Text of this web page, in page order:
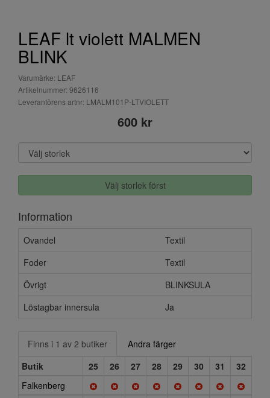
LEAF lt violett MALMEN
BLINK
Varumärke: LEAF
Artikelnummer: 9626116
Leverantörens artnr: LMALM101P-LTVIOLETT
600 kr
Välj storlek först
Information
Ovandel
Textil
Foder
Textil
Övrigt
BLINKSULA
Löstagbar innersula
Ja
Finns i 1 av 2 butiker
Andra färger
Butik
25 26 27 28 29 30 31
32
Falkenberg